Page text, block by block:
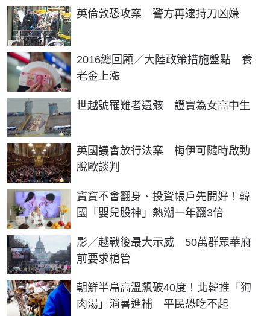
英倫敦恐攻案 警方再逮持刀凶嫌
2016總回顧／大陸政策措施盤點 養
老金上漲
世越號罹難者遺骸 證實為女高中生
英國議會放行法案 梅伊可隨時啟動
脫歐談判
寶寶不會翻身、投資帳戶先開好！韓
國「嬰兒股神」熱潮一年翻3倍
影／越戰後最大示威 50萬群眾華府
前要求槍管
朝鮮半島高溫飆破40度！北韓推「狗
肉湯」消暑進補 平民恐吃不起